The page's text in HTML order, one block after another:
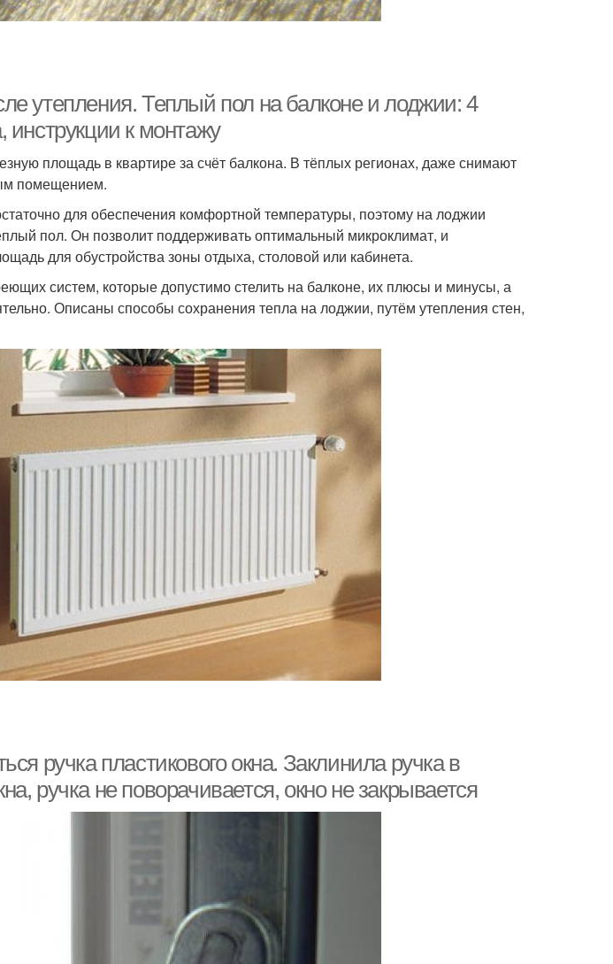
утепления. Теплый пол на балконе и лоджии: 4
инструкции к монтажу
площадь в квартире за счёт балкона. В тёплых регионах, даже снимают
помещением.
для обеспечения комфортной температуры, поэтому на лоджии
пол. Он позволит поддерживать оптимальный микроклимат, и
для обустройства зоны отдыха, столовой или кабинета.
систем, которые допустимо стелить на балконе, их плюсы и минусы, а
Описаны способы сохранения тепла на лоджии, путём утепления стен,
ручка пластикового окна. Заклинила ручка в
ручка не поворачивается, окно не закрывается